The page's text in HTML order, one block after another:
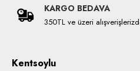
KARGO BEDAVA
350TL ve üzeri
Kentsoylu